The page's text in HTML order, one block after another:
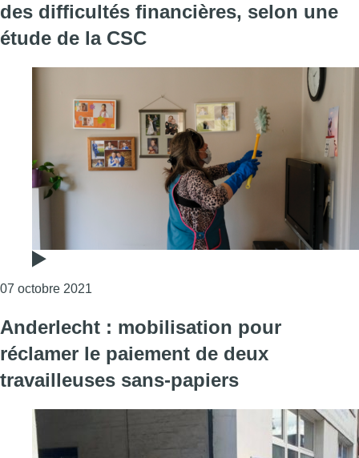
des difficultés financières, selon une
étude de la CSC
07 octobre 2021
Anderlecht : mobilisation pour
réclamer le paiement de deux
travailleuses sans-papiers